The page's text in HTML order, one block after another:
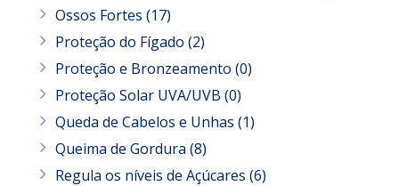
Ossos Fortes (17)
Proteção do Fígado (2)
Proteção e Bronzeamento (0)
Proteção Solar UVA/UVB (0)
Queda de Cabelos e Unhas (1)
Queima de Gordura (8)
Regula os níveis de Açúcares (6)